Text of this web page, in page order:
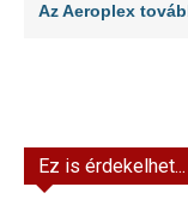
Az Aeroplex
Ez is érdekelhet...